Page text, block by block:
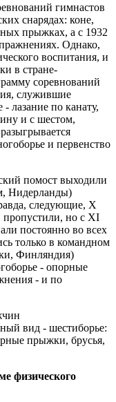
гимнастов
снарядах: коне,
прыжках, а с 1932
Однако,
воспитания, и
в стране-
соревнований
служившие
лазание по канату,
и с шестом,
и первенство
помост выходили
Нидерланды)
следующие, Х
но с XI
постоянно во всех
только в командном
Финляндия)
- опорные
- и по
вид - шестиборье:
прыжки, брусья,
физического